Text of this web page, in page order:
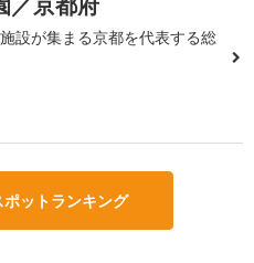
設が集まる京都を代表する総
ットランキング